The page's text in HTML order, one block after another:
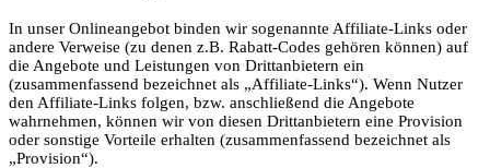
In unser Onlineangebot binden wir sogenannte Affiliate-Links oder
andere Verweise (zu denen z.B. Rabatt-Codes gehören können) auf
die Angebote und Leistungen von Drittanbietern ein
(zusammenfassend bezeichnet als „Affiliate-Links“). Wenn Nutzer
den Affiliate-Links folgen, bzw. anschließend die Angebote
wahrnehmen, können wir von diesen Drittanbietern eine Provision
oder sonstige Vorteile erhalten (zusammenfassend bezeichnet als
„Provision“).